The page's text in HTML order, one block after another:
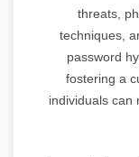
threats,
techniques,
password
fostering a
individuals can